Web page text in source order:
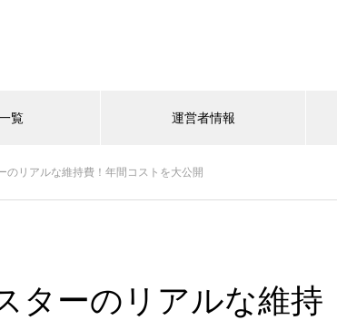
覧 運営者情報
のリアルな維持費！年間コストを大公開
ターのリアルな維持